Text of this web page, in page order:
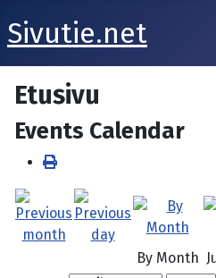
Sivutie.net
Etusivu
Events Calendar
By Month